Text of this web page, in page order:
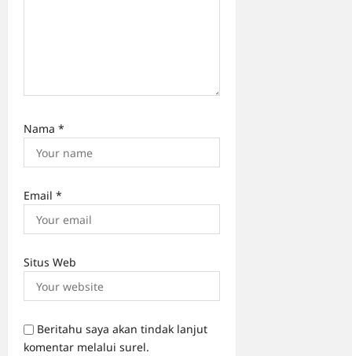
Nama *
Email *
Situs Web
Beritahu saya akan tindak lanjut
komentar melalui surel.